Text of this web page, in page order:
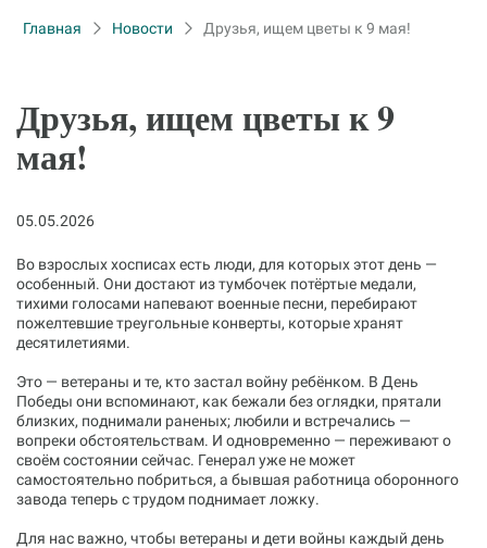
Главная Новости Друзья, ищем цветы к 9 мая!
Друзья, ищем цветы к 9
мая!
05.05.2026
Во взрослых хосписах есть люди, для которых этот день —
особенный. Они достают из тумбочек потёртые медали,
тихими голосами напевают военные песни, перебирают
пожелтевшие треугольные конверты, которые хранят
десятилетиями.
Это — ветераны и те, кто застал войну ребёнком. В День
Победы они вспоминают, как бежали без оглядки, прятали
близких, поднимали раненых; любили и встречались —
вопреки обстоятельствам. И одновременно — переживают о
своём состоянии сейчас. Генерал уже не может
самостоятельно побриться, а бывшая работница оборонного
завода теперь с трудом поднимает ложку.
Для нас важно, чтобы ветераны и дети войны каждый день